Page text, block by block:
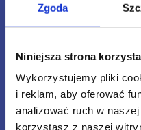
Zgoda
Niniejsza strona
Wykorzystujemy pliki
i reklam, aby oferować
analizować ruch w
korzystasz z naszej
automatycznie
dzięki hamulcom
atrakcji, bez